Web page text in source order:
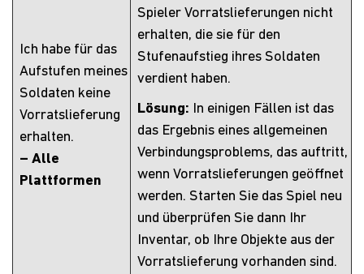
Ich habe für das
Aufstufen meines
Soldaten keine
Vorratslieferung
erhalten.
– Alle
Plattformen
Spieler Vorratslieferungen nicht
erhalten, die sie für den
Stufenaufstieg ihres Soldaten
verdient haben.
Lösung: In einigen Fällen ist das
das Ergebnis eines allgemeinen
Verbindungsproblems, das auftritt,
wenn Vorratslieferungen geöffnet
werden. Starten Sie das Spiel neu
und überprüfen Sie dann Ihr
Inventar, ob Ihre Objekte aus der
Vorratslieferung vorhanden sind.